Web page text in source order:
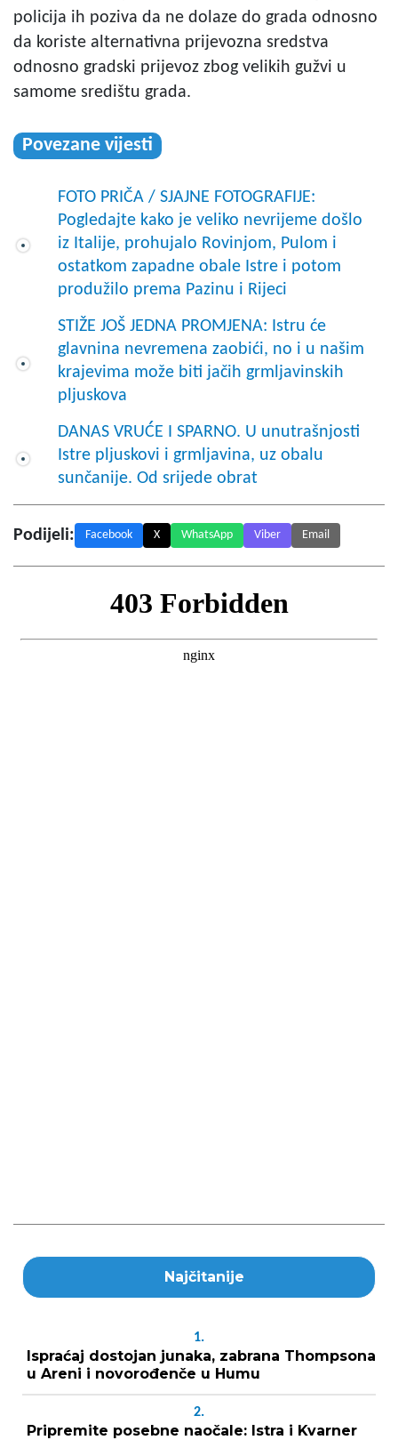
policija ih poziva da ne dolaze do grada odnosno
da koriste alternativna prijevozna sredstva
odnosno gradski prijevoz zbog velikih gužvi u
samome središtu grada.
Povezane vijesti
FOTO PRIČA / SJAJNE FOTOGRAFIJE:
Pogledajte kako je veliko nevrijeme došlo
iz Italije, prohujalo Rovinjom, Pulom i
ostatkom zapadne obale Istre i potom
produžilo prema Pazinu i Rijeci
STIŽE JOŠ JEDNA PROMJENA: Istru će
glavnina nevremena zaobići, no i u našim
krajevima može biti jačih grmljavinskih
pljuskova
DANAS VRUĆE I SPARNO. U unutrašnjosti
Istre pljuskovi i grmljavina, uz obalu
sunčanije. Od srijede obrat
Podijeli: Facebook X WhatsApp Viber Email
Najčitanije
1.
Ispraćaj dostojan junaka, zabrana Thompsona
u Areni i novorođenče u Humu
2.
Pripremite posebne naočale: Istra i Kvarner